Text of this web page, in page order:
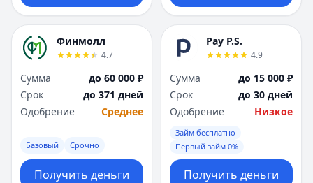
Финмолл
4.7
Сумма
до 60 000 ₽
Срок
до 371 дней
Одобрение
Среднее
Базовый Срочно
Получить деньги
Pay P.S.
4.9
Сумма
до 15 000 ₽
Срок
до 30 дней
Одобрение
Низкое
Займ бесплатно
Первый займ 0%
Получить деньги